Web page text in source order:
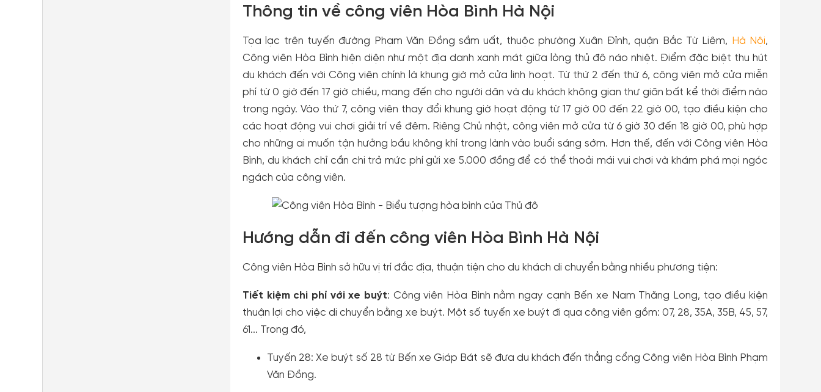
Thông tin về công viên Hòa Bình Hà Nội
Tọa lạc trên tuyến đường Phạm Văn Đồng sầm uất, thuộc phường Xuân Đỉnh, quận Bắc Từ Liêm, Hà Nội,
Công viên Hòa Bình hiện diện như một địa danh xanh mát giữa lòng thủ đô náo nhiệt. Điểm đặc biệt thu hút
du khách đến với Công viên chính là khung giờ mở cửa linh hoạt. Từ thứ 2 đến thứ 6, công viên mở cửa miễn
phí từ 0 giờ đến 17 giờ chiều, mang đến cho người dân và du khách không gian thư giãn bất kể thời điểm nào
trong ngày. Vào thứ 7, công viên thay đổi khung giờ hoạt động từ 17 giờ 00 đến 22 giờ 00, tạo điều kiện cho
các hoạt động vui chơi giải trí về đêm. Riêng Chủ nhật, công viên mở cửa từ 6 giờ 30 đến 18 giờ 00, phù hợp
cho những ai muốn tận hưởng bầu không khí trong lành vào buổi sáng sớm. Hơn thế, đến với Công viên Hòa
Bình, du khách chỉ cần chi trả mức phí gửi xe 5.000 đồng để có thể thoải mái vui chơi và khám phá mọi ngóc
ngách của công viên.
Hướng dẫn đi đến công viên Hòa Bình Hà Nội
Công viên Hòa Bình sở hữu vị trí đắc địa, thuận tiện cho du khách di chuyển bằng nhiều phương tiện:
Tiết kiệm chi phí với xe buýt: Công viên Hòa Bình nằm ngay cạnh Bến xe Nam Thăng Long, tạo điều kiện
thuận lợi cho việc di chuyển bằng xe buýt. Một số tuyến xe buýt đi qua công viên gồm: 07, 28, 35A, 35B, 45, 57,
61... Trong đó,
Tuyến 28: Xe buýt số 28 từ Bến xe Giáp Bát sẽ đưa du khách đến thẳng cổng Công viên Hòa Bình Phạm
Văn Đồng.